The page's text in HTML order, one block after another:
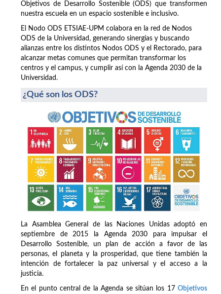
Objetivos de Desarrollo Sostenible (ODS) que transformen
nuestra escuela en un espacio sostenible e inclusivo.
El Nodo ODS ETSIAE-UPM colabora en la red de Nodos
ODS de la Universidad, generando sinergias y buscando
alianzas entre los distintos Nodos ODS y el Rectorado, para
alcanzar metas comunes que permitan transformar los
centros y el campus, y cumplir así con la Agenda 2030 de la
Universidad.
¿Qué son los ODS?
La Asamblea General de las Naciones Unidas adoptó en
septiembre de 2015 la Agenda 2030 para impulsar el
Desarrollo Sostenible, un plan de acción a favor de las
personas, el planeta y la prosperidad, que tiene también la
intención de fortalecer la paz universal y el acceso a la
justicia.
En el punto central de la Agenda se sitúan los 17 Objetivos